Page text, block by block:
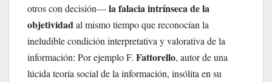
otros con decisión—la falacia intrínseca de la
objetividadal mismo tiempo que reconocían la
ineludible condición interpretativa y valorativa de la
información: Por ejemplo F. Fattorello, autor de una
lúcida teoría social de la información, insólita en su